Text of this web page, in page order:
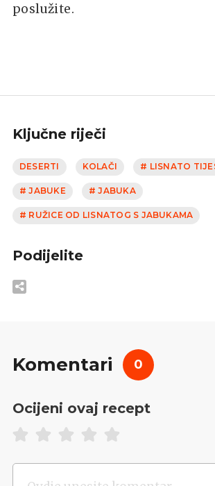
poslužite.
Ključne riječi
DESERTI KOLAČI # LISNATO
# JABUKE # JABUKA
# RUŽICE OD LISNATOG S JABUKAMA
Podijelite
Komentari 0
Ocijeni ovaj recept